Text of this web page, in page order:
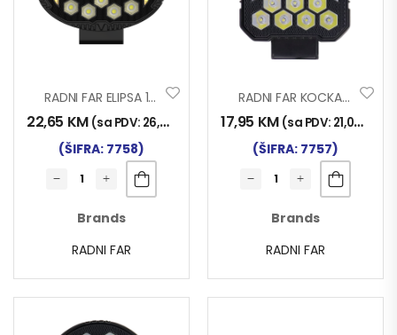
RADNI FAR ELIPSA 10LED SA TREPTAČEM 9-80V
22,65 KM (sa PDV: 26,50
(ŠIFRA: 7758)
Brands
RADNI FAR
RADNI FAR KOCKA 10LED SA TREPTAČEM 9-80V
17,95 KM (sa PDV: 21,00
(ŠIFRA: 7757)
Brands
RADNI FAR